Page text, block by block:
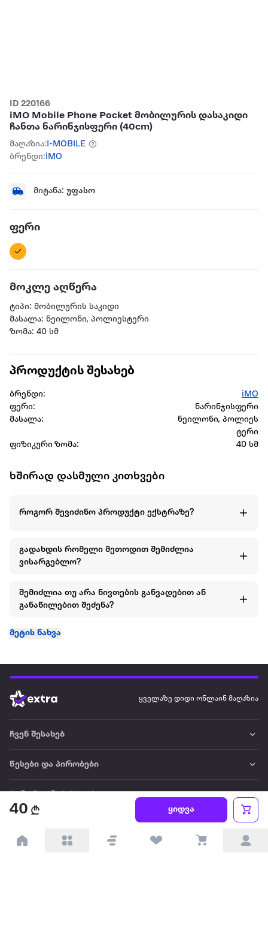
ID 220166
iMO Mobile Phone Pocket მობილურის დასაკიდი
ჩანთა ნარინჯისფერი (40cm)
მაღაზია: I-MOBILE
ბრენდი:iMO
მიტანა: უფასო
ფერი
მოკლე აღწერა
ტიპი: მობილურის საკიდი
მასალა: ნეილონი, პოლიესტერი
ზომა: 40 სმ
40 ყიდვა
პროდუქტის შესახებ
ბრენდი:
iMO
ფერი:
ნარინჯისფერი
მასალა:
ნეილონი, პოლიეს
ტერი
ფიზიკური ზომა:
40 სმ
ხშირად დასმული კითხვები
როგორ შევიძინო პროდუქტი ექსტრაზე?
გადახდის რომელი მეთოდით შემიძლია
ვისარგებლო?
შემიძლია თუ არა ნივთების განვადებით ან
განაწილებით შეძენა?
მეტის ნახვა
ყველაზე დიდი ონლაინ მაღაზია
ჩვენ შესახებ
წესები და პირობები